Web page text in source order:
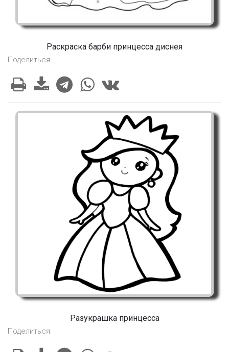
Раскраска барби принцесса диснея
Поделиться:
Разукрашка принцесса
Поделиться: